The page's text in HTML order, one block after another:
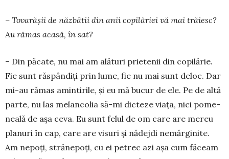
– Tovarășii de năzbâtii din anii copilăriei vă mai trăiesc?
Au rămas acasă, în sat?
– Din păcate, nu mai am ală­turi prietenii din copilărie.
Fie sunt răspândiţi prin lume, fie nu mai sunt deloc. Dar
mi-au rămas amintirile, şi eu mă bucur de ele. Pe de altă
parte, nu las me­lancolia să-mi dicteze viaţa, nici po­me­
neală de aşa ceva. Eu sunt fe­lul de om care are mereu
planuri în cap, care are visuri şi nă­dejdi nemărginite.
Am nepoţi, strănepoţi, cu ei petrec azi aşa cum făceam